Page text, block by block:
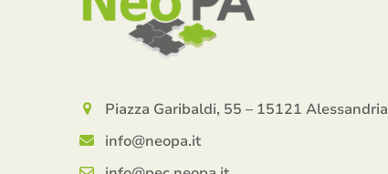
Piazza Garibaldi, 55 – 15121 Alessandria
info@neopa.it